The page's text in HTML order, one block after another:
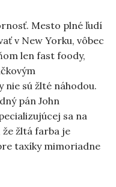
Mesto plné ľudí
v New Yorku, vôbec
len fast foody,
nie sú žlté náhodou.
pán John
sa na
žltá farba je
taxíky mimoriadne